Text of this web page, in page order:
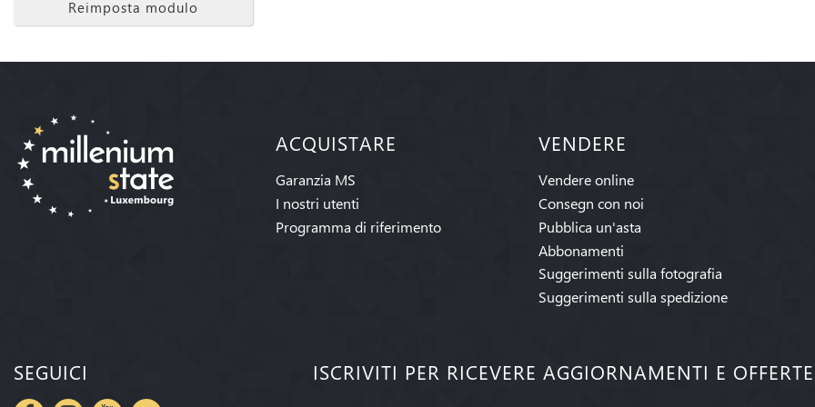
Reimposta modulo
ACQUISTARE
Garanzia MS
I nostri utenti
Programma di riferimento
VENDERE
Vendere online
Consegn con noi
Pubblica un'asta
Abbonamenti
Suggerimenti sulla fotografia
Suggerimenti sulla spedizione
SEGUICI ISCRIVITI PER RICEVERE AGGIORNAMENTI E